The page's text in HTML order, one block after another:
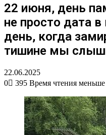
22 июня, день
не просто дата в
день, когда
тишине мы
22.06.2025
0
395 Время чтения